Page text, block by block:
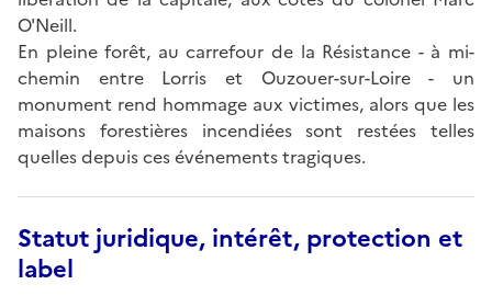
O'Neill.
En pleine forêt, au carrefour de la Résistance - à mi-
chemin entre Lorris et Ouzouer-sur-Loire - un
monument rend hommage aux victimes, alors que les
maisons forestières incendiées sont restées telles
quelles depuis ces événements tragiques.
Statut juridique, intérêt, protection et
label